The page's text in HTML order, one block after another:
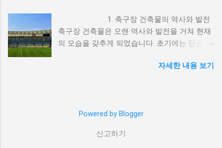
의 인지도를 높일 수 있습니다. 예를 들어, 마이
클 조던은 나이키와의 협업을 통해 에어 조던이
라는 브랜드를 성공적으로 런칭했습니다. 2) 선
수의 이미지를 통한 신뢰성 확보: 스포츠 선수는
미칩니다. 3) 경제적 이익: 광고 계약은 선수들
에게 상당한 경제적 이익을 제공합니다. 이는 선
수들이 경기 외에도 수익을 창출할 수 있는 중요
위가 발생할 수 있습니다. 또한 돈의 영향으로
스포츠의 순수성과 공정성이 훼손될 수 있으며,
선수들의 도덕적 가치가 흐려질 수 있습니다. 이
포츠에서 지속적으로 발생하고 있는데, 여기에
성 스포츠와 돈은 상호 의존적인 관계에 있습니
다. 돈의 투자를 통해 스포츠 시설과 인프라를
1. 축구장 건축물의 역사와 발전
축구장 건축물은 오랜 역사와 발전을 거쳐 현재
의 모습을 갖추게 되었습니다. 초기에는 단순한
변화와 함께 건축 기술과 디자인이 발전하면서
이 설계되고 있습니다. 2. 기능과 편의성을 갖춘
기능과 편의성을 최우선으로 고려하여 설계됩
자세한 내용 보기
Powered by Blogger
신고하기